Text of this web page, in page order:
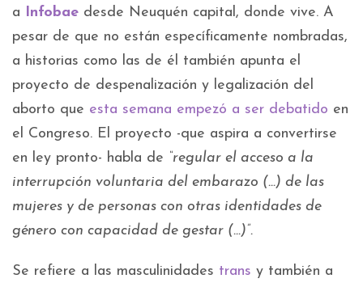
a Infobae desde Neuquén capital, donde vive. A
pesar de que no están específicamente nombradas,
a historias como las de él también apunta el
proyecto de despenalización y legalización del
aborto que esta semana empezó a ser debatido en
el Congreso. El proyecto -que aspira a convertirse
en ley pronto- habla de “regular el acceso a la
interrupción voluntaria del embarazo (…) de las
mujeres y de personas con otras identidades de
género con capacidad de gestar (…)”.
Se refiere a las masculinidades trans y también a